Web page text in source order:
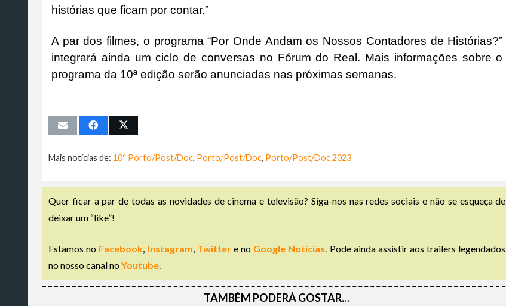
histórias que ficam por contar.”
A par dos filmes, o programa “Por Onde Andam os Nossos Contadores de Histórias?”
integrará ainda um ciclo de conversas no Fórum do Real. Mais informações sobre o
programa da 10ª edição serão anunciadas nas próximas semanas.
Mais notícias de: 10º Porto/Post/Doc, Porto/Post/Doc, Porto/Post/Doc 2023
Quer ficar a par de todas as novidades de cinema e televisão? Siga-nos nas redes sociais e não se esqueça de
deixar um “like”!
Estamos no Facebook, Instagram, Twittere no Google Notícias. Pode ainda assistir aos trailers legendados
no nosso canal noYoutube.
TAMBÉM PODERÁ GOSTAR…